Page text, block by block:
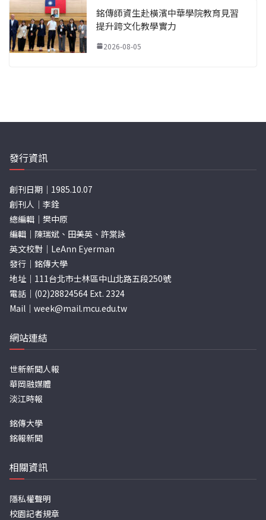
銘傳師資生赴橫濱中華學院教育見習
提升跨文化教學實力
2026-08-05
發行資訊
創刊日期｜1985.10.07
創刊人｜李銓
總編輯｜樊中原
編輯｜陳瑞斌、田美英、許棠詠
英文校對｜LeAnn Eyerman
發行｜銘傳大學
地址｜111台北市士林區中山北路五段250號
電話｜(02)28824564 Ext. 2324
Mail｜ week@mail.mcu.edu.tw
網站連結
世新新聞人報
華岡融媒體
淡江時報
銘傳大學
銘報新聞
相關資訊
隱私權聲明
校園記者規章